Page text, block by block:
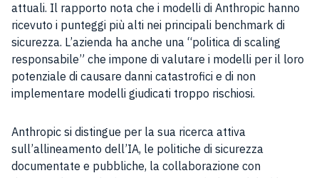
attuali. Il rapporto nota che i modelli di Anthropic hanno
ricevuto i punteggi più alti nei principali benchmark di
sicurezza. L’azienda ha anche una “politica di scaling
responsabile” che impone di valutare i modelli per il loro
potenziale di causare danni catastrofici e di non
implementare modelli giudicati troppo rischiosi.
Anthropic si distingue per la sua ricerca attiva
sull’allineamento dell’IA, le politiche di sicurezza
documentate e pubbliche, la collaborazione con